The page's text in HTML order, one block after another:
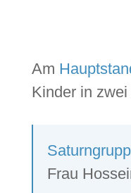
Am
Kinder in
Frau